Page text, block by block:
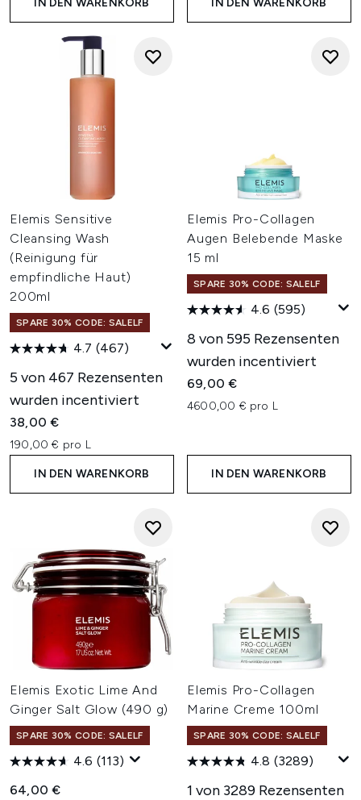
IN DEN WARENKORB IN DEN WARENKORB
Elemis Sensitive
Cleansing Wash
(Reinigung für
empfindliche Haut)
200ml
SPARE 30% CODE: SALELF
4.7 (467)
5 von 467 Rezensenten
wurden incentiviert
38,00 €
190,00 € pro L
IN DEN WARENKORB
Elemis Pro-Collagen
Augen Belebende Maske
15 ml
SPARE 30% CODE: SALELF
4.6 (595)
8 von 595 Rezensenten
wurden incentiviert
69,00 €
4600,00 € pro L
IN DEN WARENKORB
Elemis Exotic Lime And
Ginger Salt Glow (490 g)
SPARE 30% CODE: SALELF
4.6 (113)
64,00 €
Elemis Pro-Collagen
Marine Creme 100ml
SPARE 30% CODE: SALELF
4.8 (3289)
1 von 3289 Rezensenten